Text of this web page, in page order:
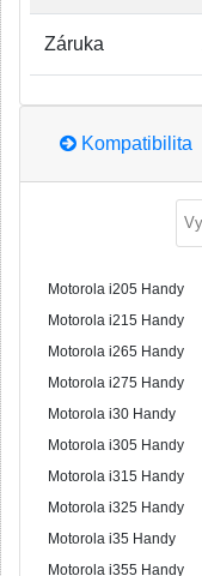
Záruka
Kompatibilita
Motorola i205 Handy
Motorola i215 Handy
Motorola i265 Handy
Motorola i275 Handy
Motorola i30 Handy
Motorola i305 Handy
Motorola i315 Handy
Motorola i325 Handy
Motorola i35 Handy
Motorola i355 Handy